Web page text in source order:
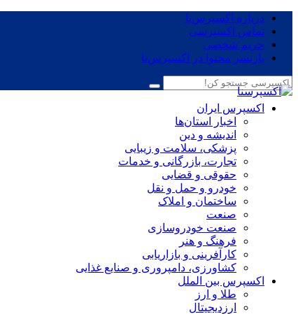
درباره اکسپرس‌نا
تماس اکسپرسی
حریم شخصی
بازنشر محتوا در اکسپرس‌نا
اکسپرس ایران
اخبار استان‌ها
اندیشه و دین
پزشکی، سلامت و زیبایی
تجارت، بازرگانی و خدمات
حقوقی و قضایی
خودرو و حمل و نقل
ساختمان و املاک
صنعت
صنعت خودروسازی
فرهنگ و هنر
کارآفرینی و بازاریابی
کشاورزی، دامپروری و صنایع غذایی
اکسپرس بین الملل
طلا و ارز
ارزدیجیتال